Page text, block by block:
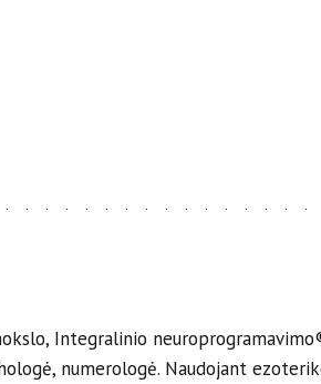
Integralinio
numerologė. Naudojant